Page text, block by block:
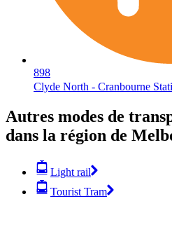
898
Clyde North - Cranbourne
Autres modes de
dans la région de
Light rail
Tourist Tram